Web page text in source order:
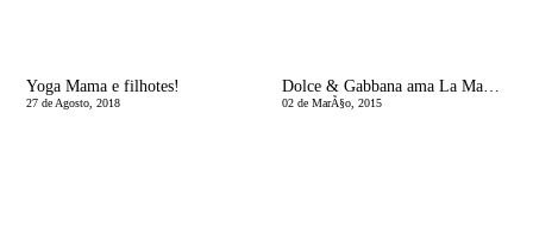
Yoga Mama e filhotes!
27 de Agosto, 2018
Dolce & Gabbana ama La Mamma
02 de MarÃ§o, 2015